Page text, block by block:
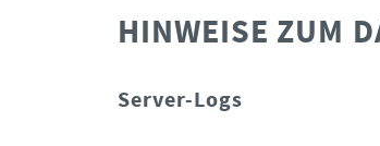
HINWEISE ZUM
Server-Logs